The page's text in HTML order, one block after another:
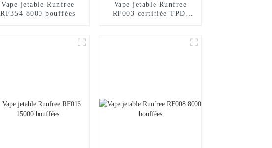
Vape jetable Runfree
RF354 8000 bouffées
Vape jetable Runfree
RF003 certifiée TPD,